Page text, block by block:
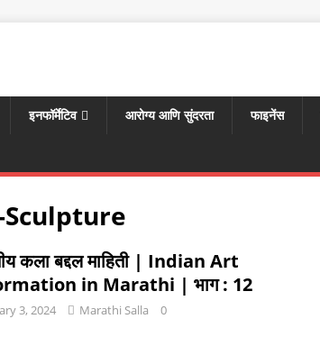
इनफॉर्मेटिव आरोग्य आणि सुंदरता फाइनेंस
कला बद्दल माहिती | Indian Art
in Marathi | भाग : 12
3, 2024 Marathi Salla 0